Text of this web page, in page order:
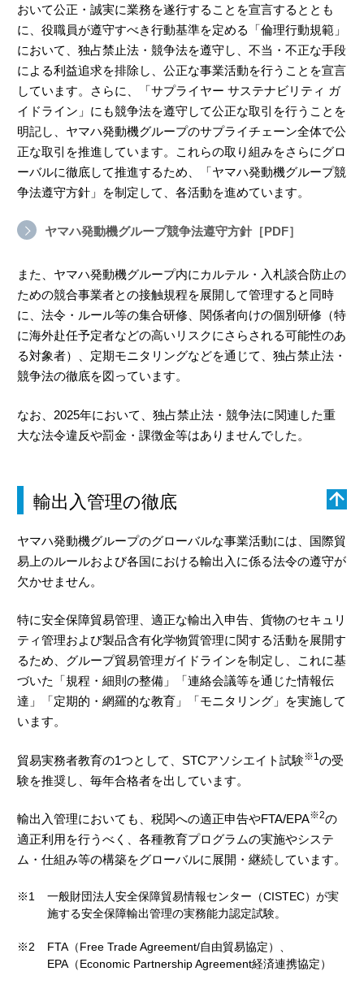
おいて公正・誠実に業務を遂行することを宣言するととも
に、役職員が遵守すべき行動基準を定める「倫理行動規範」
において、独占禁止法・競争法を遵守し、不当・不正な手段
による利益追求を排除し、公正な事業活動を行うことを宣言
しています。さらに、「サプライヤー サステナビリティ ガ
イドライン」にも競争法を遵守して公正な取引を行うことを
明記し、ヤマハ発動機グループのサプライチェーン全体で公
正な取引を推進しています。これらの取り組みをさらにグロ
ーバルに徹底して推進するため、「ヤマハ発動機グループ競
争法遵守方針」を制定して、各活動を進めています。
ヤマハ発動機グループ競争法遵守方針［PDF］
また、ヤマハ発動機グループ内にカルテル・入札談合防止の
ための競合事業者との接触規程を展開して管理すると同時
に、法令・ルール等の集合研修、関係者向けの個別研修（特
に海外赴任予定者などの高いリスクにさらされる可能性のあ
る対象者）、定期モニタリングなどを通じて、独占禁止法・
競争法の徹底を図っています。
なお、2025年において、独占禁止法・競争法に関連した重
大な法令違反や罰金・課徴金等はありませんでした。
輸出入管理の徹底
ヤマハ発動機グループのグローバルな事業活動には、国際貿
易上のルールおよび各国における輸出入に係る法令の遵守が
欠かせません。
特に安全保障貿易管理、適正な輸出入申告、貨物のセキュリ
ティ管理および製品含有化学物質管理に関する活動を展開す
るため、グループ貿易管理ガイドラインを制定し、これに基
づいた「規程・細則の整備」「連絡会議等を通じた情報伝
達」「定期的・網羅的な教育」「モニタリング」を実施して
います。
貿易実務者教育の1つとして、STCアソシエイト試験※1の受
験を推奨し、毎年合格者を出しています。
輸出入管理においても、税関への適正申告やFTA/EPA※2の
適正利用を行うべく、各種教育プログラムの実施やシステ
ム・仕組み等の構築をグローバルに展開・継続しています。
※1
一般財団法人安全保障貿易情報センター（CISTEC）が実
施する安全保障輸出管理の実務能力認定試験。
※2
FTA（Free Trade Agreement/自由貿易協定）、
EPA（Economic Partnership Agreement経済連携協定）